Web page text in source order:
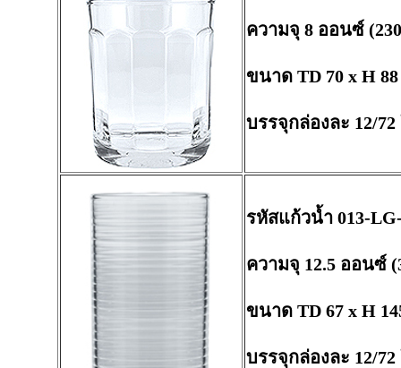
ความจุ 8 ออนซ์
ขนาด TD 70 x H
บรรจุกล่องละ 12/72
รหัสแก้วน้ำ 013-
ความจุ 12.5 ออนซ์
ขนาด TD 67 x H
บรรจุกล่องละ 12/72